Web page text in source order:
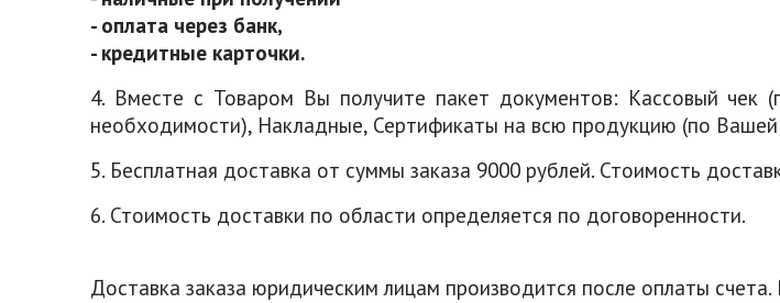
- оплата через банк,
- кредитные карточки.
4. Вместе с Товаром Вы получите пакет документов: Кассовый чек
необходимости), Накладные, Сертификаты на всю продукцию (по Вашей
5. Бесплатная доставка от суммы заказа 9000 рублей. Стоимость
6. Стоимость доставки по области определяется по договоренности.
Доставка заказа юридическим лицам производится после оплаты